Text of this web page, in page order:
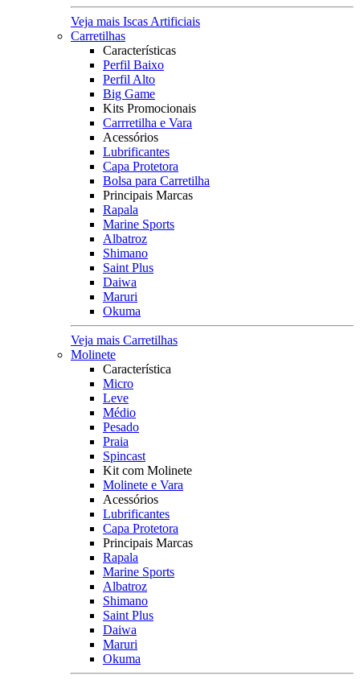
Veja mais Iscas Artificiais
Carretilhas
Características
Perfil Baixo
Perfil Alto
Big Game
Kits Promocionais
Carrretilha e Vara
Acessórios
Lubrificantes
Capa Protetora
Bolsa para Carretilha
Principais Marcas
Rapala
Marine Sports
Albatroz
Shimano
Saint Plus
Daiwa
Maruri
Okuma
Veja mais Carretilhas
Molinete
Característica
Micro
Leve
Médio
Pesado
Praia
Spincast
Kit com Molinete
Molinete e Vara
Acessórios
Lubrificantes
Capa Protetora
Principais Marcas
Rapala
Marine Sports
Albatroz
Shimano
Saint Plus
Daiwa
Maruri
Okuma